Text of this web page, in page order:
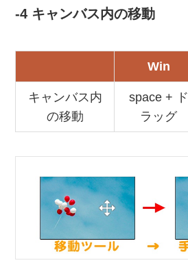
-4 キャンバス内の移動
Win
キャンバス内
の移動
space + ド
ラッグ